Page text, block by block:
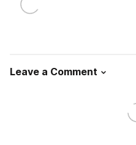
Leave a Comment